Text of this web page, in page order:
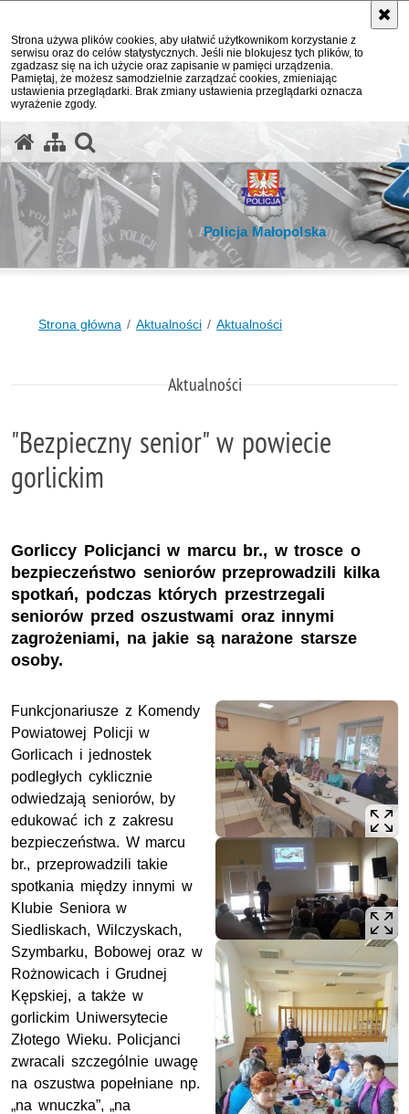
Strona używa plików cookies, aby ułatwić użytkownikom korzystanie z
serwisu oraz do celów statystycznych. Jeśli nie blokujesz tych plików, to
zgadzasz się na ich użycie oraz zapisanie w pamięci urządzenia.
Pamiętaj, że możesz samodzielnie zarządzać cookies, zmieniając
ustawienia przeglądarki. Brak zmiany ustawienia przeglądarki oznacza
wyrażenie zgody.
Policja Małopolska
Strona główna Aktualności Aktualności
Aktualności
"Bezpieczny senior" w powiecie
gorlickim
Gorliccy Policjanci w marcu br., w trosce o
bezpieczeństwo seniorów przeprowadzili kilka
spotkań, podczas których przestrzegali
seniorów przed oszustwami oraz innymi
zagrożeniami, na jakie są narażone starsze
osoby.
Funkcjonariusze z Komendy
Powiatowej Policji w
Gorlicach i jednostek
podległych cyklicznie
odwiedzają seniorów, by
edukować ich z zakresu
bezpieczeństwa. W marcu
br., przeprowadzili takie
spotkania między innymi w
Klubie Seniora w
Siedliskach, Wilczyskach,
Szymbarku, Bobowej oraz w
Rożnowicach i Grudnej
Kępskiej, a także w
gorlickim Uniwersytecie
Złotego Wieku. Policjanci
zwracali szczególnie uwagę
na oszustwa popełniane np.
„na wnuczka”, „na